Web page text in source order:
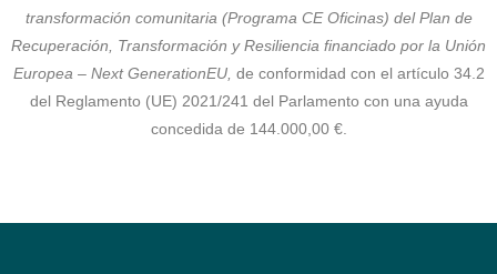
transformación comunitaria (Programa CE Oficinas) del Plan de
Recuperación, Transformación y Resiliencia financiado por la Unión
Europea – Next GenerationEU, de conformidad con el artículo 34.2
del Reglamento (UE) 2021/241 del Parlamento con una ayuda
concedida de 144.000,00 €.